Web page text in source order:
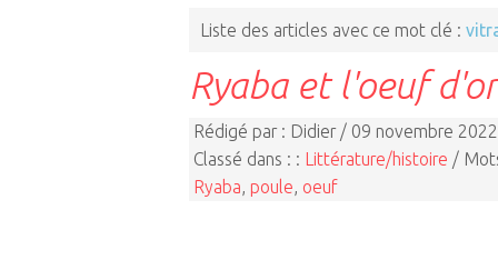
Liste des articles avec ce mot clé :
Ryaba et l'oeuf d'or
Rédigé par : Didier / 09 novembre
Classé dans : : Littérature/histoire /
Ryaba poule oeuf